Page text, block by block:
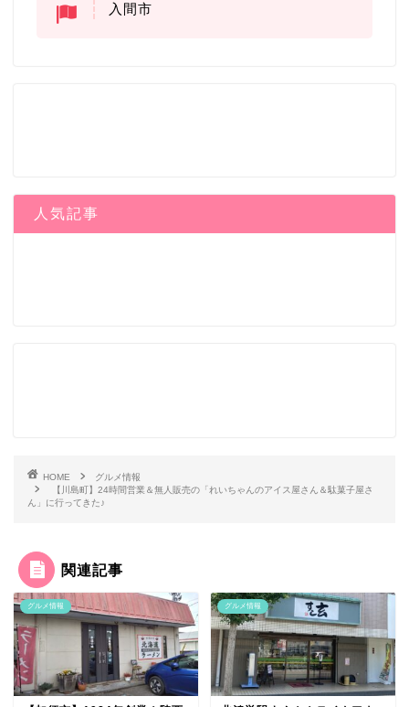
入間市
人気記事
HOME
グルメ情報
【川島町】24時間営業＆無人販売の「れいちゃんのアイス屋さん＆駄菓子屋さ
ん」に行ってきた♪
関連記事
グルメ情報 グルメ情報